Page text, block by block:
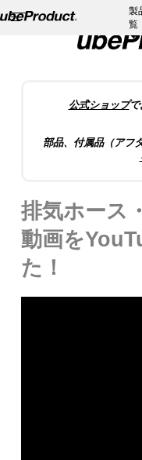
製
覧
公式ショップで
部品、付属品（アフ
排気ホース
動画を
た！